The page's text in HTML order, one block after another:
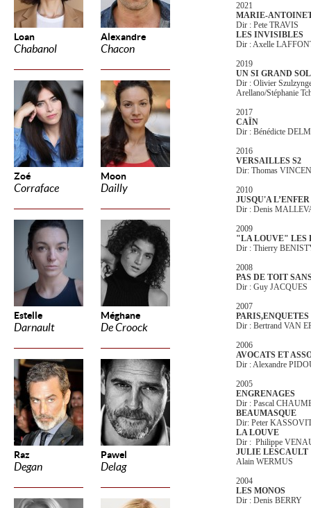
Loan
Chabanol
Alexandre
Chacon
Zoé
Corraface
Moon
Dailly
Estelle
Darnault
Méghane
De Croock
Raz
Degan
Pawel
Delag
2021
MARIE-
Dir : Pete TRAVIS
LES INVISIBLES
Dir : Axelle
2019
UN SI GRAND
Dir : Olivier
Arellano/Stéphanie
2017
CAÏN
Dir : Bénédicte
2016
VERSAILLES S2
Dir: Thomas
2010
JUSQU'A L’ENFER
Dir : Denis
2009
"LA LOUVE" LES
Dir : Thierry
2008
PAS DE TOIT
Dir : Guy JACQUES
2007
Dir : Bertrand VAN
2006
AVOCATS ET
Dir : Alexandre
2005
ENGRENAGES
Dir : Pascal
BEAUMASQUE
Dir: Peter
LA LOUVE
Dir : Philippe
JULIE LESCAULT
Alain WERMUS
2004
LES MONOS
Dir : Denis BERRY